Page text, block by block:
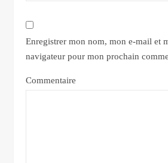
Enregistrer mon nom, mon e-mail et
navigateur pour mon prochain
Commentaire